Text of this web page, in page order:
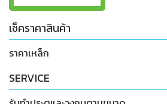
เช็คราคาสินค้า
ราคาเหล็ก
SERVICE